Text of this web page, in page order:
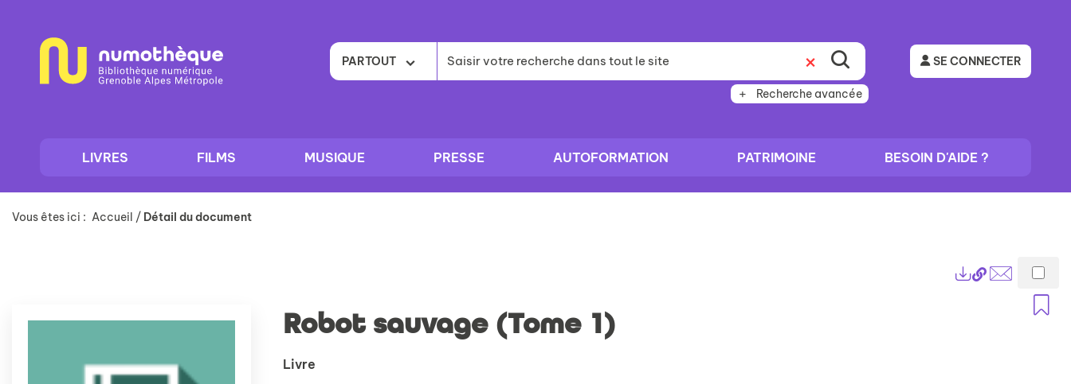
contenu
PARTOUT
Recherche avancée
SE CONNECTER
LIVRES FILMS MUSIQUE PRESSE AUTOFORMATION PATRIMOINE BESOIN D'AIDE ?
Vous êtes ici : Accueil / Détail du document
Lien
permanent
(Nouvelle
Envoyer
Robot sauvage (Tome 1)
Livre